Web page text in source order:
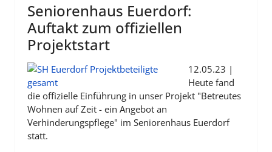
Seniorenhaus Euerdorf:
Auftakt zum offiziellen
Projektstart
12.05.23 |
Heute fand
die offizielle Einführung in unser Projekt "Betreutes
Wohnen auf Zeit - ein Angebot an
Verhinderungspflege" im Seniorenhaus Euerdorf
statt.